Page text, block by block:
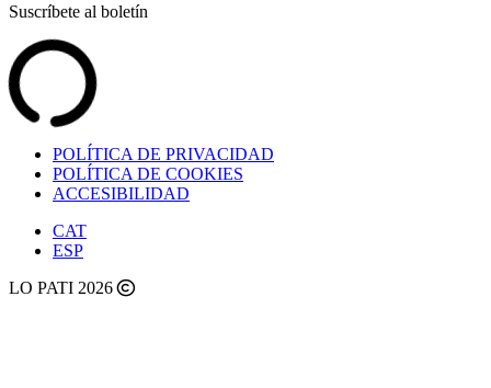
Suscríbete al boletín
POLÍTICA DE PRIVACIDAD
POLÍTICA DE COOKIES
ACCESIBILIDAD
CAT
ESP
LO PATI 2026